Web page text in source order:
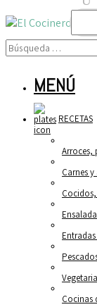
MENÚ
RECETAS
Arroces,
Carnes y
Cocinas